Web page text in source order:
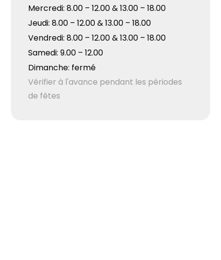
Mercredi: 8.00 – 12.00 & 13.00 – 18.00
Jeudi: 8.00 – 12.00 & 13.00 – 18.00
Vendredi: 8.00 – 12.00 & 13.00 – 18.00
Samedi: 9.00 – 12.00
Dimanche: fermé
Vérifier à l'avance pendant les périodes
de fêtes